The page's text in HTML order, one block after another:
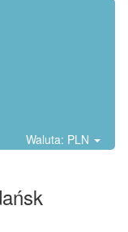
Waluta: PLN